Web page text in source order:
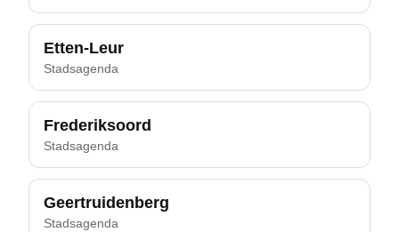
Etten-Leur
Stadsagenda
Frederiksoord
Stadsagenda
Geertruidenberg
Stadsagenda